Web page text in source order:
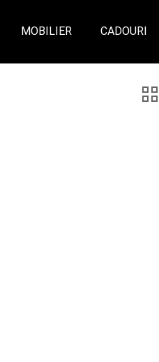
MOBILIER CADOURI